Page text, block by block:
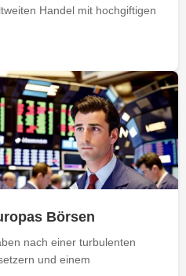
Handel mit hochgiftigen
Börsen
nach einer turbulenten
und einem